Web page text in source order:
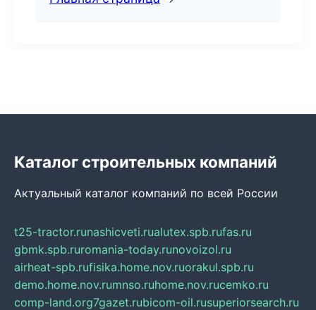
Каталог строительных компаний
Актуальный каталог компаний по всей России
t25-tractor.runashicveti.rualutex.spb.rufas.ru
gbmk.spb.ruromania-today.runovoizol.ru
airheat-spb.rufisika.home.nov.ruorakul.spb.ru
demo.home.nov.rumnso.ruhome.nov.rucemko.ru
comp-land.org7gazet.rubicom-oil.rusuperiorsearch.ru